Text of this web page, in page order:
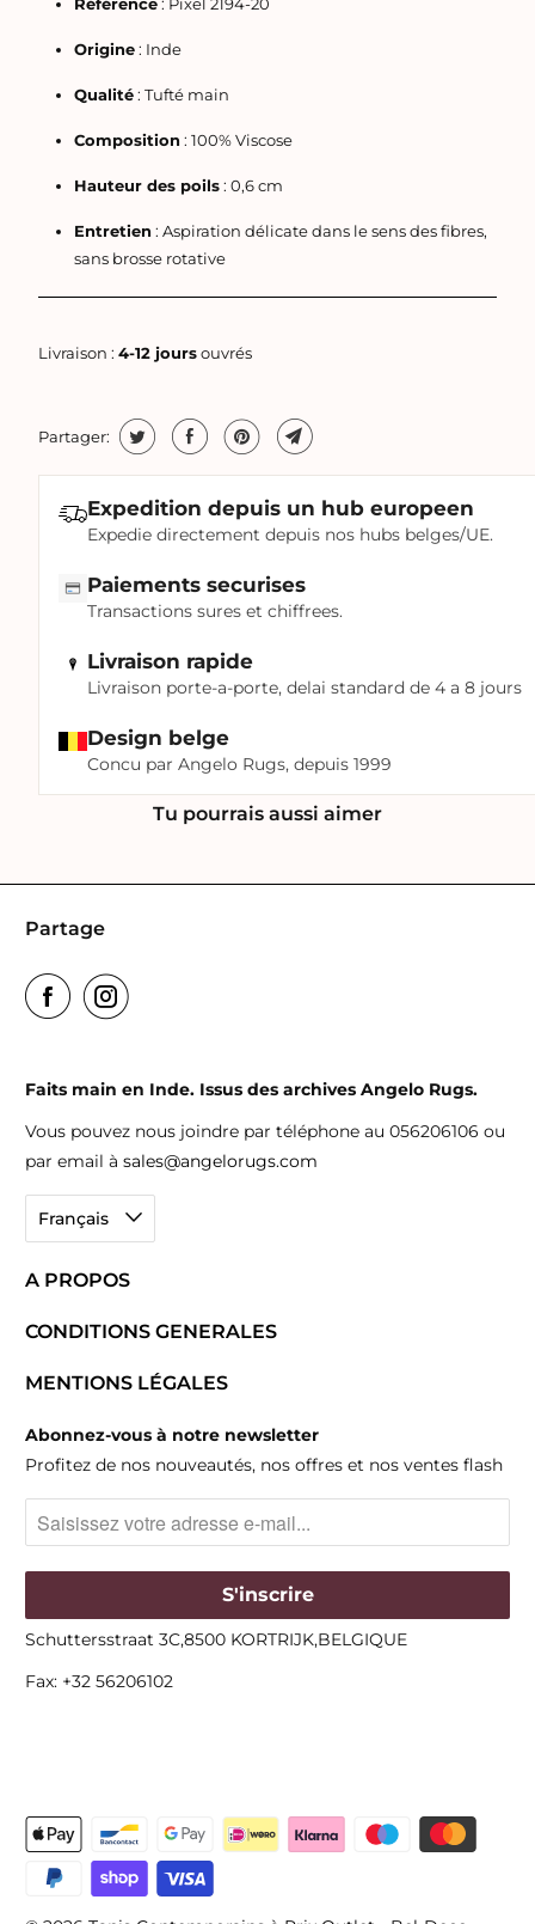
Expedition depuis un hub europeen
Expedie directement depuis nos hubs belges/UE.
Paiements securises
Transactions sures et chiffrees.
Livraison rapide
Livraison porte-a-porte, delai standard de 4 a 8 jours
Design belge
Concu par Angelo Rugs, depuis 1999
Origine: Inde
Qualité: Tufté main
Composition : 100% Viscose
Hauteur des poils: 0,6 cm
Entretien : Aspiration délicate dans le sens des fibres,
sans brosse rotative
Livraison : 4-12 joursouvrés
Partager:
Tu pourrais aussi aimer
Partage
Faits main en Inde. Issus des archives Angelo Rugs.
Vous pouvez nous joindre par téléphone au 056206106 ou
par email àsales@angelorugs.com
Français
A PROPOS
CONDITIONS GENERALES
MENTIONS LÉGALES
Abonnez-vous à notre newsletter
Profitez de nos nouveautés, nos offres et nos ventes flash
Schuttersstraat 3C,8500 KORTRIJK,BELGIQUE
Fax: +32 56206102